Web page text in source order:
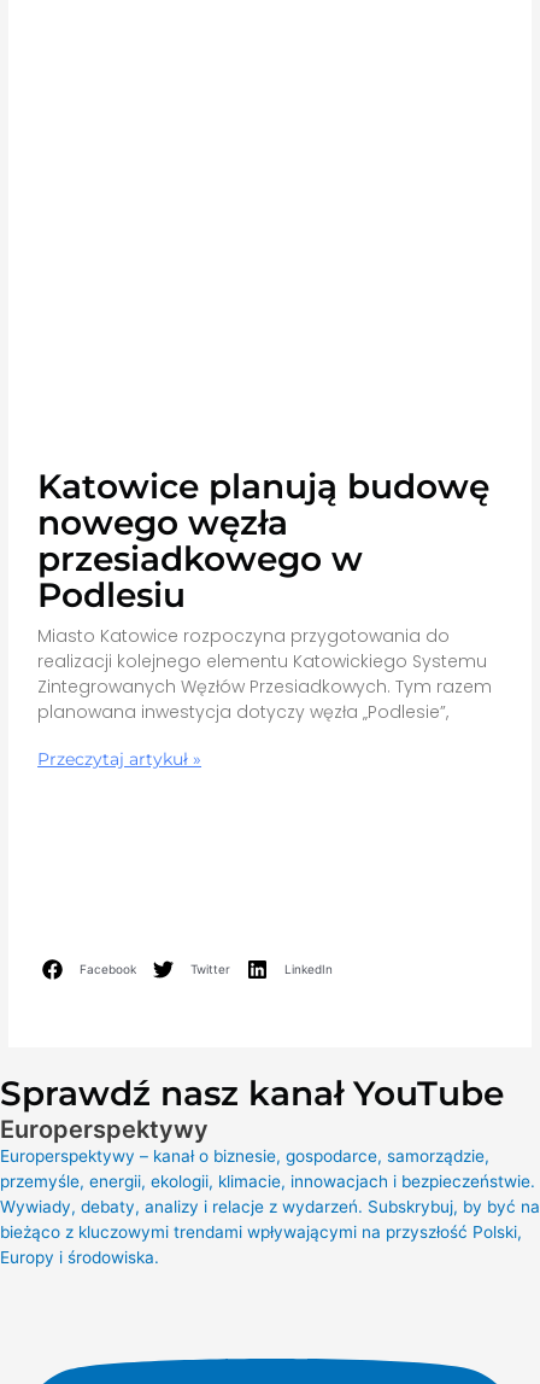
Katowice planują budowę
nowego węzła
przesiadkowego w
Podlesiu
Miasto Katowice rozpoczyna przygotowania do
realizacji kolejnego elementu Katowickiego Systemu
Zintegrowanych Węzłów Przesiadkowych. Tym razem
planowana inwestycja dotyczy węzła „Podlesie”,
Przeczytaj artykuł »
Facebook Twitter LinkedIn
Sprawdź nasz kanał YouTube
Europerspektywy
Europerspektywy – kanał o biznesie, gospodarce, samorządzie,
przemyśle, energii, ekologii, klimacie, innowacjach i bezpieczeństwie.
Wywiady, debaty, analizy i relacje z wydarzeń. Subskrybuj, by być na
bieżąco z kluczowymi trendami wpływającymi na przyszłość Polski,
Europy i środowiska.